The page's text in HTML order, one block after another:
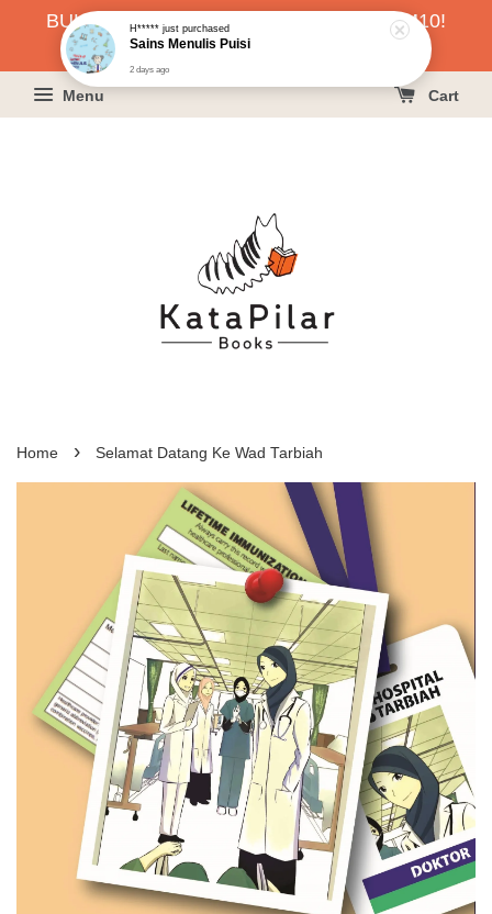
BUKU HARGA RAHMAH SERENDAH RM10!
KLIK SINI UNTUK PESAN!
Menu Cart
Home › Selamat Datang Ke Wad Tarbiah
H*****just purchased
Sains Menulis Puisi
2 days ago